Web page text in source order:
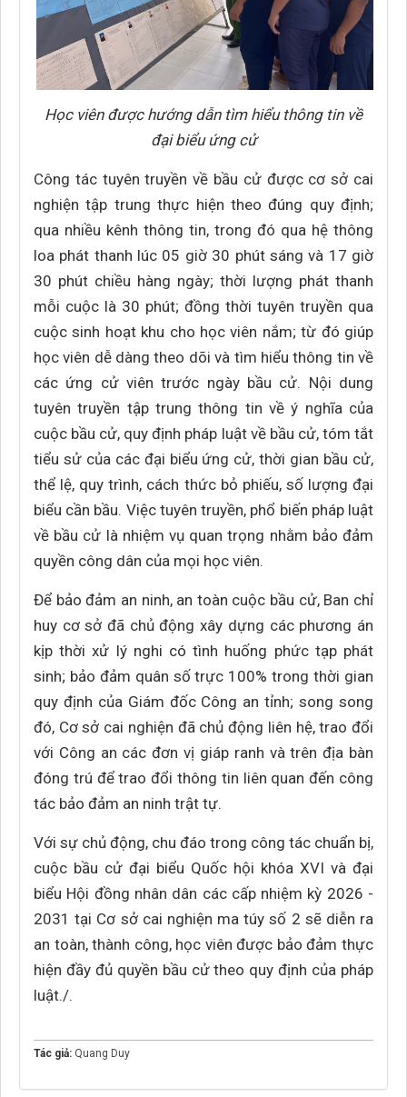
Học viên được hướng dẫn tìm hiểu thông tin về
đại biểu ứng cử
Công tác tuyên truyền về bầu cử được cơ sở cai
nghiện tập trung thực hiện theo đúng quy định;
qua nhiều kênh thông tin, trong đó qua hệ thông
loa phát thanh lúc 05 giờ 30 phút sáng và 17 giờ
30 phút chiều hàng ngày; thời lượng phát thanh
mỗi cuộc là 30 phút; đồng thời tuyên truyền qua
cuộc sinh hoạt khu cho học viên nắm; từ đó giúp
học viên dễ dàng theo dõi và tìm hiểu thông tin về
các ứng cử viên trước ngày bầu cử. Nội dung
tuyên truyền tập trung thông tin về ý nghĩa của
cuộc bầu cử, quy định pháp luật về bầu cử, tóm tắt
tiểu sử của các đại biểu ứng cử, thời gian bầu cử,
thể lệ, quy trình, cách thức bỏ phiếu, số lượng đại
biểu cần bầu. Việc tuyên truyền, phổ biến pháp luật
về bầu cử là nhiệm vụ quan trọng nhằm bảo đảm
quyền công dân của mọi học viên.
Để bảo đảm an ninh, an toàn cuộc bầu cử, Ban chỉ
huy cơ sở đã chủ động xây dựng các phương án
kịp thời xử lý nghi có tình huống phức tạp phát
sinh; bảo đảm quân số trực 100% trong thời gian
quy định của Giám đốc Công an tỉnh; song song
đó, Cơ sở cai nghiện đã chủ động liên hệ, trao đổi
với Công an các đơn vị giáp ranh và trên địa bàn
đóng trú để trao đổi thông tin liên quan đến công
tác bảo đảm an ninh trật tự.
Với sự chủ động, chu đáo trong công tác chuẩn bị,
cuộc bầu cử đại biểu Quốc hội khóa XVI và đại
biểu Hội đồng nhân dân các cấp nhiệm kỳ 2026 -
2031 tại Cơ sở cai nghiện ma túy số 2 sẽ diễn ra
an toàn, thành công, học viên được bảo đảm thực
hiện đầy đủ quyền bầu cử theo quy định của pháp
luật./.
Tác giả: Quang Duy